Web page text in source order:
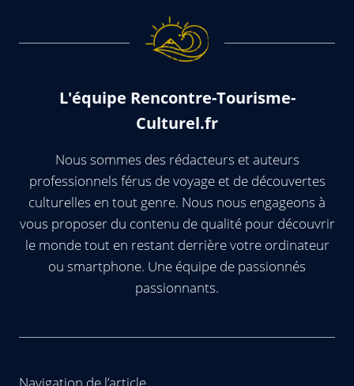
L'équipe Rencontre-Tourisme-
Culturel.fr
Nous sommes des rédacteurs et auteurs
professionnels férus de voyage et de découvertes
culturelles en tout genre. Nous nous engageons à
vous proposer du contenu de qualité pour découvrir
le monde tout en restant derrière votre ordinateur
ou smartphone. Une équipe de passionnés
passionnants.
Navigation de l’article